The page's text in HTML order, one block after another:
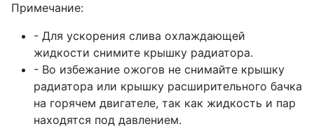
Примечание:
- Для ускорения слива охлаждающей
жидкости снимите крышку радиатора.
- Во избежание ожогов не снимайте крышку
радиатора или крышку расширительного бачка
на горячем двигателе, так как жидкость и пар
находятся под давлением.